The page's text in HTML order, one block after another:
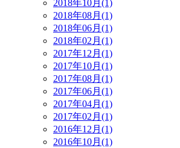
2018年10月(1)
2018年08月(1)
2018年06月(1)
2018年02月(1)
2017年12月(1)
2017年10月(1)
2017年08月(1)
2017年06月(1)
2017年04月(1)
2017年02月(1)
2016年12月(1)
2016年10月(1)